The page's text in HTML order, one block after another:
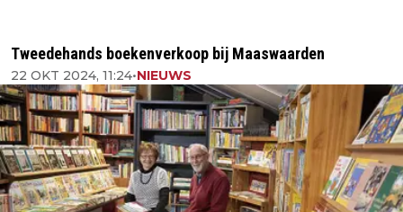
Tweedehands boekenverkoop bij Maaswaarden
22 OKT 2024, 11:24•NIEUWS